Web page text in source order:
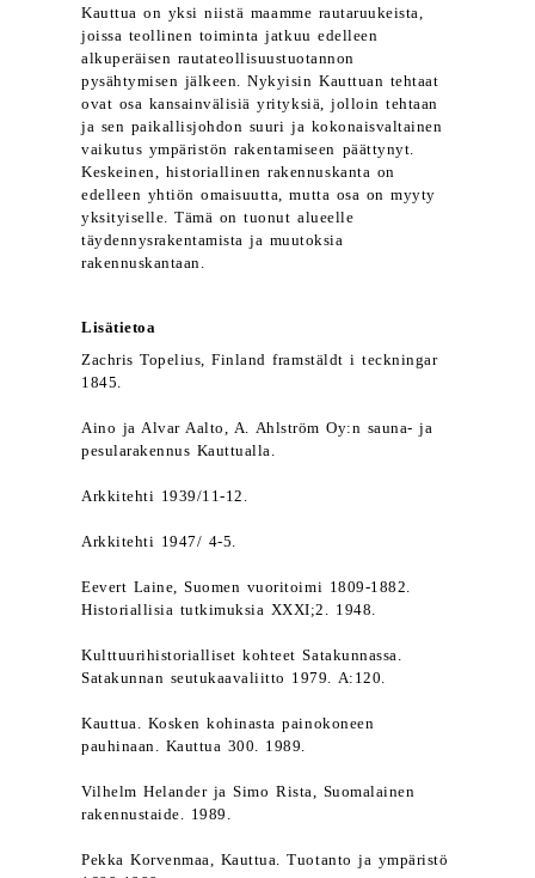
Kauttua on yksi niistä maamme rautaruukeista,
joissa teollinen toiminta jatkuu edelleen
alkuperäisen rautateollisuustuotannon
pysähtymisen jälkeen. Nykyisin Kauttuan tehtaat
ovat osa kansainvälisiä yrityksiä, jolloin tehtaan
ja sen paikallisjohdon suuri ja kokonaisvaltainen
vaikutus ympäristön rakentamiseen päättynyt.
Keskeinen, historiallinen rakennuskanta on
edelleen yhtiön omaisuutta, mutta osa on myyty
yksityiselle. Tämä on tuonut alueelle
täydennysrakentamista ja muutoksia
rakennuskantaan.
Lisätietoa
Zachris Topelius, Finland framstäldt i teckningar
1845.
Aino ja Alvar Aalto, A. Ahlström Oy:n sauna- ja
pesularakennus Kauttualla.
Arkkitehti 1939/11-12.
Arkkitehti 1947/ 4-5.
Eevert Laine, Suomen vuoritoimi 1809-1882.
Historiallisia tutkimuksia XXXI;2. 1948.
Kulttuurihistorialliset kohteet Satakunnassa.
Satakunnan seutukaavaliitto 1979. A:120.
Kauttua. Kosken kohinasta painokoneen
pauhinaan. Kauttua 300. 1989.
Vilhelm Helander ja Simo Rista, Suomalainen
rakennustaide. 1989.
Pekka Korvenmaa, Kauttua. Tuotanto ja ympäristö